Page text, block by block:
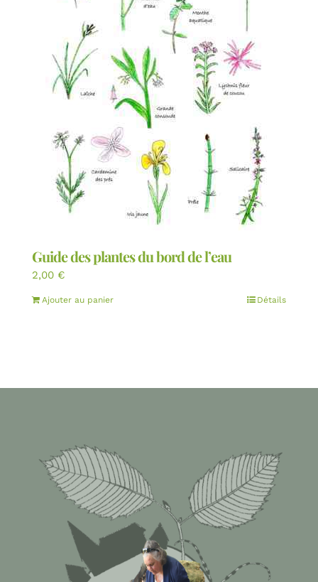
Guide des plantes du bord de l’eau
2,00 €
Ajouter au panier Détails